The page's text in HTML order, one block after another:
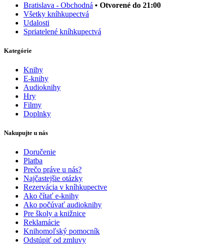
Bratislava - Obchodná • Otvorené do 21:00
Všetky kníhkupectvá
Udalosti
Spriatelené kníhkupectvá
Kategórie
Knihy
E-knihy
Audioknihy
Hry
Filmy
Doplnky
Nakupujte u nás
Doručenie
Platba
Prečo práve u nás?
Najčastejšie otázky
Rezervácia v kníhkupectve
Ako čítať e-knihy
Ako počúvať audioknihy
Pre školy a knižnice
Reklamácie
Knihomoľský pomocník
Odstúpiť od zmluvy